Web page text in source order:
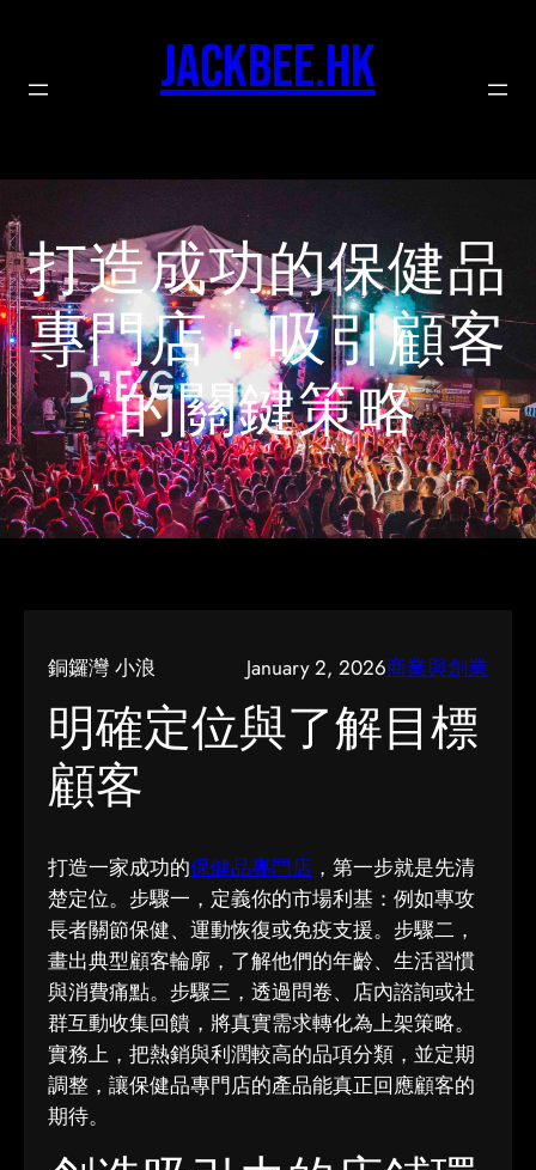
content
jackbee.hk
打造成功的保健品
專門店：吸引顧客
的關鍵策略
銅鑼灣 小浪 January 2, 2026商業與創業
明確定位與了解目標
顧客
打造一家成功的保健品專門店 ，第一步就是先清
楚定位。步驟一，定義你的市場利基：例如專攻
長者關節保健、運動恢復或免疫支援。步驟二，
畫出典型顧客輪廓，了解他們的年齡、生活習慣
與消費痛點。步驟三，透過問卷、店內諮詢或社
群互動收集回饋，將真實需求轉化為上架策略。
實務上，把熱銷與利潤較高的品項分類，並定期
調整，讓保健品專門店的產品能真正回應顧客的
期待。